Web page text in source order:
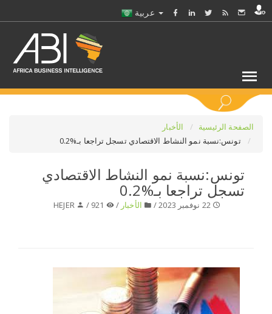
الصفحة الرئيسية
الأخبار
تونس:نسبة نمو النشاط الاقتصادي تسجل تراجعا بـ%0.2
تونس:نسبة نمو النشاط الاقتصادي
تسجل تراجعا بـ%0.2
22 نوفمبر 2023 / الأخبار /
HEJER